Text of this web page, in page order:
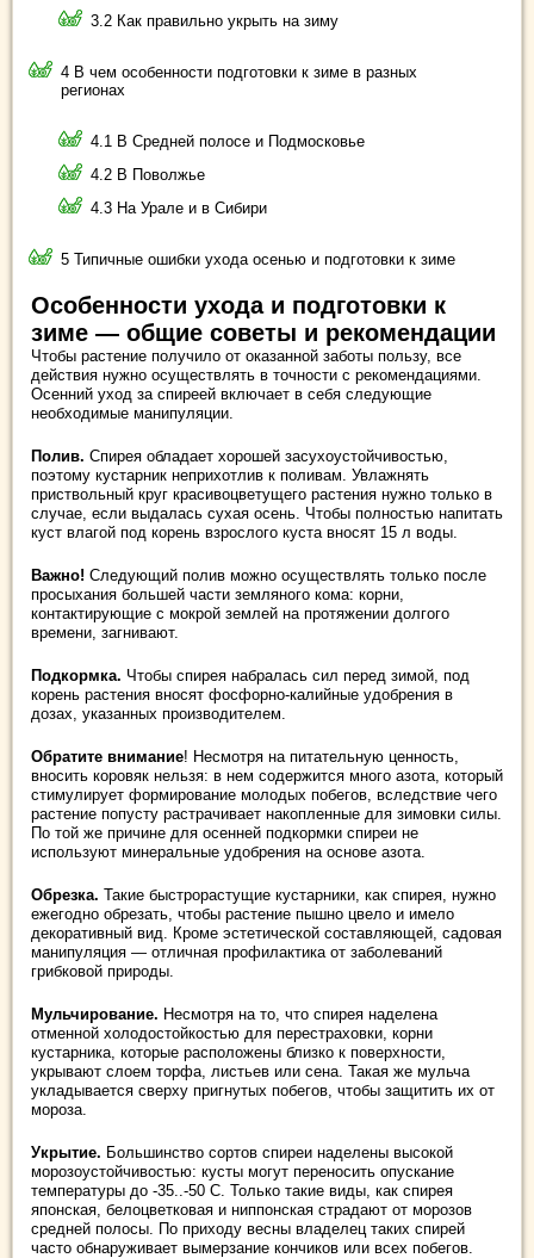
3.2 Как правильно укрыть на зиму
4 В чем особенности подготовки к зиме в разных
регионах
4.1 В Средней полосе и Подмосковье
4.2 В Поволжье
4.3 На Урале и в Сибири
5 Типичные ошибки ухода осенью и подготовки к зиме
Особенности ухода и подготовки к
зиме — общие советы и рекомендации
Чтобы растение получило от оказанной заботы пользу, все
действия нужно осуществлять в точности с рекомендациями.
Осенний уход за спиреей включает в себя следующие
необходимые манипуляции.
Полив. Спирея обладает хорошей засухоустойчивостью,
поэтому кустарник неприхотлив к поливам. Увлажнять
приствольный круг красивоцветущего растения нужно только в
случае, если выдалась сухая осень. Чтобы полностью напитать
куст влагой под корень взрослого куста вносят 15 л воды.
Важно! Следующий полив можно осуществлять только после
просыхания большей части земляного кома: корни,
контактирующие с мокрой землей на протяжении долгого
времени, загнивают.
Подкормка. Чтобы спирея набралась сил перед зимой, под
корень растения вносят фосфорно-калийные удобрения в
дозах, указанных производителем.
Обратите внимание! Несмотря на питательную ценность,
вносить коровяк нельзя: в нем содержится много азота, который
стимулирует формирование молодых побегов, вследствие чего
растение попусту растрачивает накопленные для зимовки силы.
По той же причине для осенней подкормки спиреи не
используют минеральные удобрения на основе азота.
Обрезка. Такие быстрорастущие кустарники, как спирея, нужно
ежегодно обрезать, чтобы растение пышно цвело и имело
декоративный вид. Кроме эстетической составляющей, садовая
манипуляция — отличная профилактика от заболеваний
грибковой природы.
Мульчирование. Несмотря на то, что спирея наделена
отменной холодостойкостью для перестраховки, корни
кустарника, которые расположены близко к поверхности,
укрывают слоем торфа, листьев или сена. Такая же мульча
укладывается сверху пригнутых побегов, чтобы защитить их от
мороза.
Укрытие. Большинство сортов спиреи наделены высокой
морозоустойчивостью: кусты могут переносить опускание
температуры до -35..-50 С. Только такие виды, как спирея
японская, белоцветковая и ниппонская страдают от морозов
средней полосы. По приходу весны владелец таких спирей
часто обнаруживает вымерзание кончиков или всех побегов.